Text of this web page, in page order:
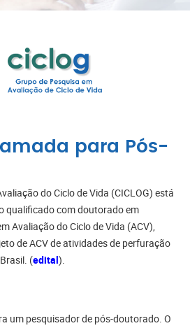
para Pós-
do Ciclo de Vida (CICLOG) está
qualificado com doutorado em
Avaliação do Ciclo de Vida (ACV),
de ACV de atividades de perfuração
(edital).
um pesquisador de pós-doutorado. O